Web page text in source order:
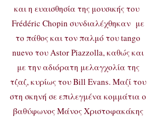
και η ευαισθησία της μουσικής του
Frédéric Chopin συνδιαλέχθηκαν με
το πάθος και τον παλμό του tango
nuevo του Αstor Piazzolla, καθώς και
με την αδιόρατη μελαγχoλία της
τζαζ, κυρίως του Βill Evans. Μαζί του
στη σκηνή σε επιλεγμένα κομμάτια ο
βαθύφωνος Μάνος Χριστοφακάκης